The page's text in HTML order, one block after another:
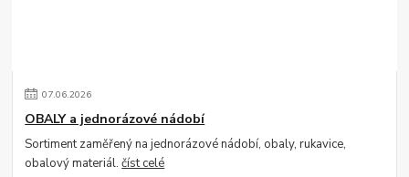
07.06.2026
OBALY a jednorázové nádobí
Sortiment zaměřený na jednorázové nádobí, obaly, rukavice,
obalový materiál.číst celé